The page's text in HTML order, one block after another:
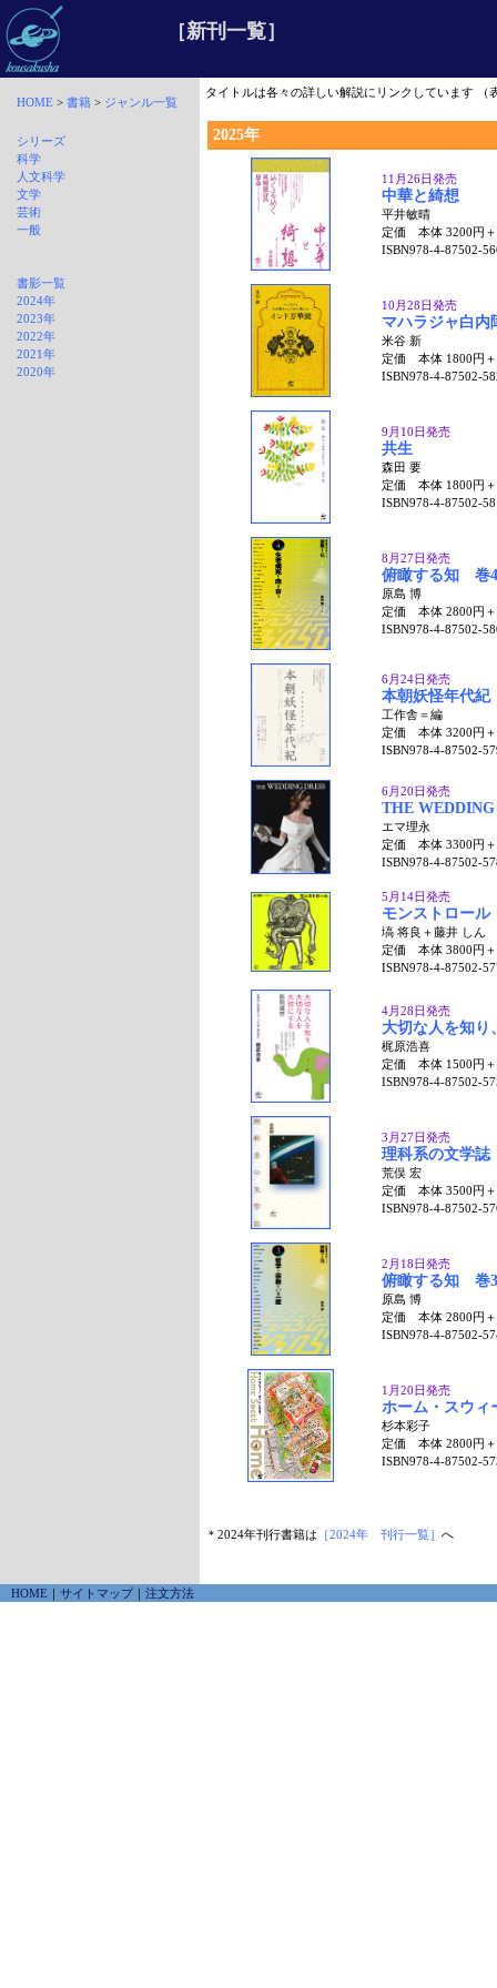
［新刊一覧］
HOME > 書籍 > ジャンル一覧
シリーズ
科学
人文科学
文学
芸術
一般
書影一覧
2024年
2023年
2022年
2021年
2020年
タイトルは各々の詳しい解説にリンクしています （
2025年
11月26日発売
中華と綺想
平井敏晴
定価 本体 3200円
ISBN978-4-87502-
10月28日発売
マハラジャ白内
米谷 新
定価 本体 1800円
ISBN978-4-87502-
9月10日発売
共生
森田 要
定価 本体 1800円
ISBN978-4-87502-
8月27日発売
俯瞰する知 巻
原島 博
定価 本体 2800円
ISBN978-4-87502-
6月24日発売
本朝妖怪年代紀
工作舎＝編
定価 本体 3200円
ISBN978-4-87502-
6月20日発売
THE WEDDING
エマ理永
定価 本体 3300円
ISBN978-4-87502-
5月14日発売
モンストロール
塙 将良＋藤井 しん
定価 本体 3800円
ISBN978-4-87502-
4月28日発売
大切な人を知り
梶原浩喜
定価 本体 1500円
ISBN978-4-87502-
3月27日発売
理科系の文学
荒俣 宏
定価 本体 3500円
ISBN978-4-87502-
2月18日発売
俯瞰する知 巻
原島 博
定価 本体 2800円
ISBN978-4-87502-
1月20日発売
ホーム・スウィ
杉本彩子
定価 本体 2800円
ISBN978-4-87502-
＊2024年刊行書籍は ［2024年 刊行一覧］ へ
HOME ｜ サイトマップ｜ 注文方法